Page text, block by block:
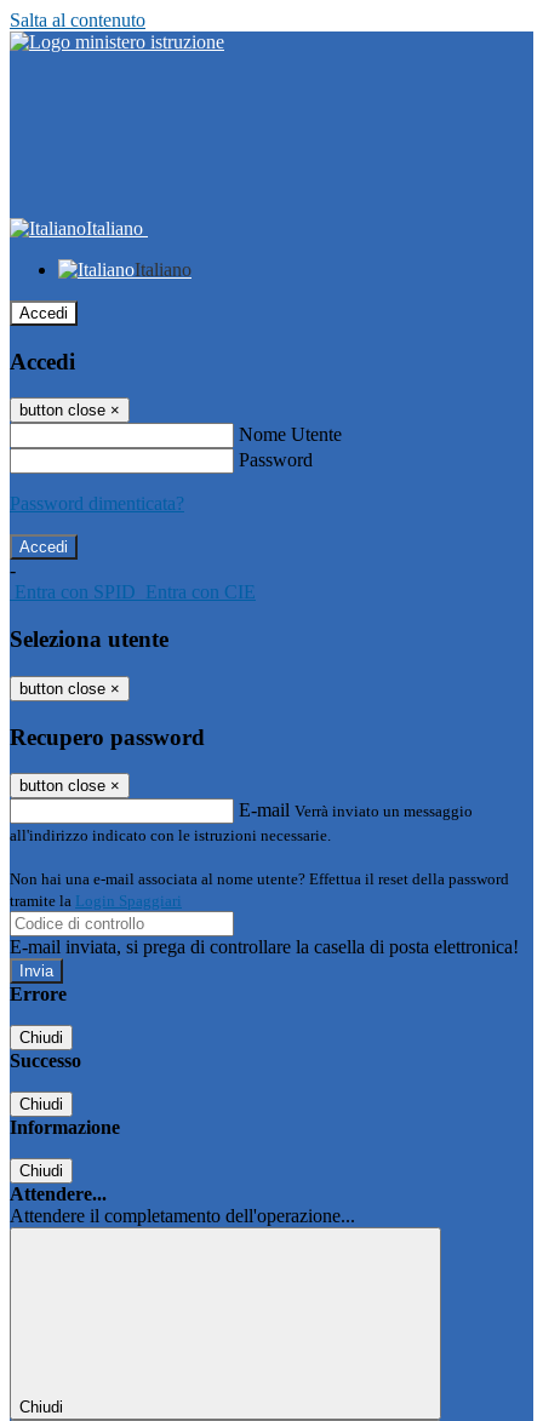
Salta al contenuto
Italiano
Italiano
Accedi
Accedi
button close ×
Nome Utente
Password
Password dimenticata?
-
Entra con SPID Entra con CIE
Seleziona utente
button close ×
Recupero password
button close ×
E-mail Verrà inviato un messaggio
all'indirizzo indicato con le istruzioni necessarie.
Non hai una e-mail associata al nome utente? Effettua il reset della password
tramite la Login Spaggiari
E-mail inviata, si prega di controllare la casella di posta elettronica!
Errore
Chiudi
Successo
Chiudi
Informazione
Chiudi
Attendere...
Attendere il completamento dell'operazione...
Chiudi